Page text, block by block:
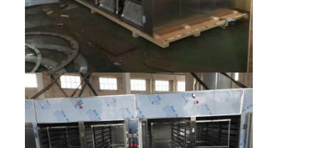
เครื่องบดละเอียด
เครื่องผสมผงชนิด V
เครื่องปั่นถัง IBC
เครื่องอบแห้งอุตสาหกรรม
เครื่องเป่าแฟลช